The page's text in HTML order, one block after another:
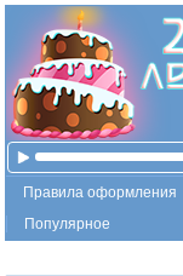
Правила оформления
Популярное